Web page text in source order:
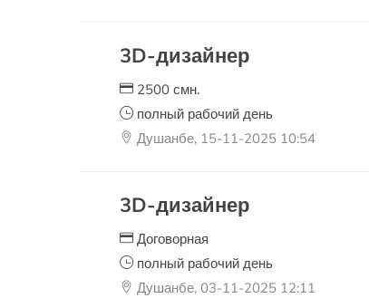
3D-дизайнер
2500 смн.
полный рабочий день
Душанбе, 15-11-2025 10:54
3D-дизайнер
Договорная
полный рабочий день
Душанбе, 03-11-2025 12:11